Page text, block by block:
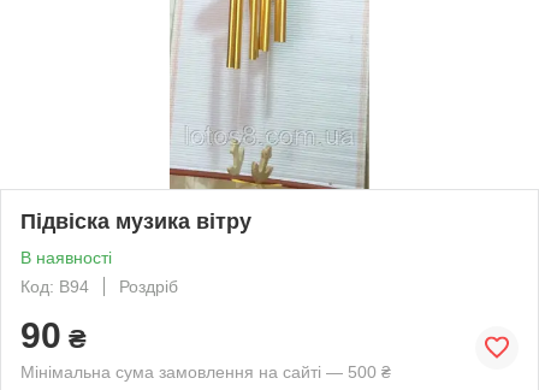
Підвіска музика вітру
В наявності
Код: В94
Роздріб
90 ₴
Мінімальна сума замовлення на сайті — 500 ₴